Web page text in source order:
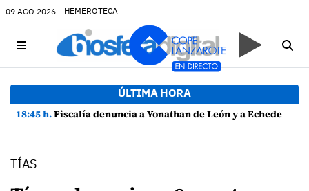
09 AGO 2026 HEMEROTECA
ÚLTIMA HORA
18:45 h.Fiscalía denuncia a Yonathan de León y a Echedey Eugenio por presuntas anomalías en contratos festivos
TÍAS